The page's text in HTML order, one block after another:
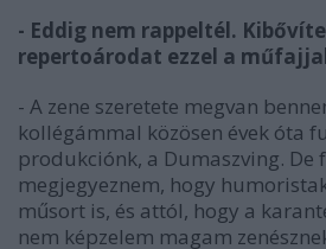
- Eddig nem rappeltél.
repertoárodat ezzel a
- A zene szeretete megvan
kollégámmal közösen évek óta
produkciónk, a Dumaszving. De
megjegyeznem, hogy
műsort is, és attól, hogy a
nem képzelem magam